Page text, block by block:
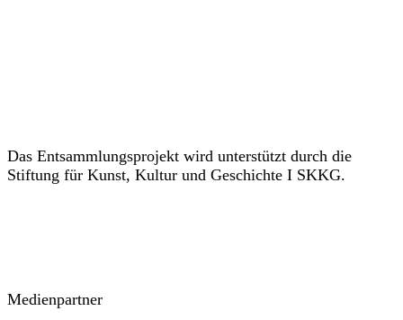
Das Entsammlungsprojekt wird unterstützt durch die
Stiftung für Kunst, Kultur und Geschichte I SKKG.
Medienpartner